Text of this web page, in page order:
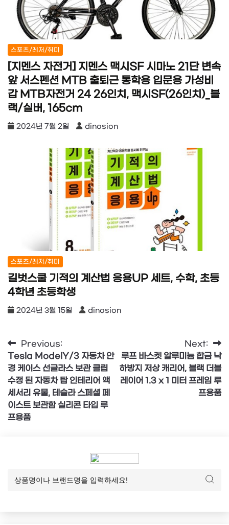
스포츠/레저/취미
[지멘스 자전거] 지멘스 맥시SF 시마노 21단 변속
앞 서스펜션 MTB 출퇴근 통학용 입문용 가성비
갑 MTB자전거 24 26인치, 맥시SF(26인치)_블
랙/실버, 165cm
2024년 7월 2일 dinosion
스포츠/레저/취미
길벗스쿨 기적의 계산법 응용UP 세트, 수학, 초등
4학년 초등학생
2024년 3월 15일 dinosion
글
탐
색
Previous:
Tesla ModelY/3 자동차 안
경 케이스 선글라스 보관 클립
수정 된 자동차 탑 인테리어 액
세서리 유물, 테슬라 스페셜 페
이스트 보관함 실리콘 타입 루
프용품
Next:
루프 바스켓 알루미늄 합금 낙
하방지 저상 캐리어, 블랙 더블
레이어 1.3 x 1 미터 프레임 루
프용품